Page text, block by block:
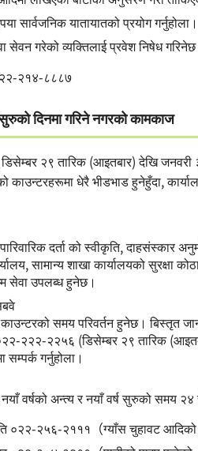
सार्वजनिक यातायातको प्रयोग गर्नुहोला।
सेवन गरेको व्यक्तिलाई प्रवेश निषेध
२१४-८८८७
सुरुको दिनमा गरिने नगरको कामकाज
डिसेम्बर २९ तारिक (आइतबार) देखि
काउन्टरहरूमा धेरै भीडभाड हुनेहुँदा,
पारिवारिक दर्ता को स्वीकृति,
सामान्य शाखा कार्यालयको सुरक्षा
सेवा उपलब्ध हुनेछ।
समय परिवर्तन हुनेछ। बिस्तृत
२२२-२२५६ (डिसेम्बर २९ तारिक
गर्नुहोला।
वर्षको अन्त्य र नयाँ वर्ष सुरुको समय
०२२-२५६-२१११（ग्याँस चुहावट आदिको